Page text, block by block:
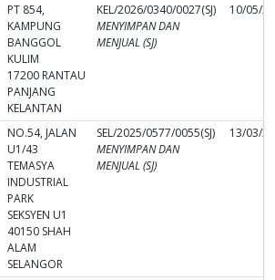
PT 854,
KAMPUNG
BANGGOL
KULIM
17200 RANTAU
PANJANG
KELANTAN
KEL/2026/0340/0027(SJ)
MENYIMPAN DAN
MENJUAL (SJ)
10/05/
NO.54, JALAN
U1/43
TEMASYA
INDUSTRIAL
PARK
SEKSYEN U1
40150 SHAH
ALAM
SELANGOR
SEL/2025/0577/0055(SJ)
MENYIMPAN DAN
MENJUAL (SJ)
13/03/